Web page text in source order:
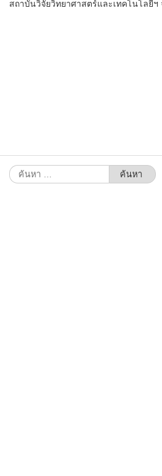
สถาบันวิจัยวิทยาศาสตร์และเทคโนโลยี
ค้นหา
สำหรับ: